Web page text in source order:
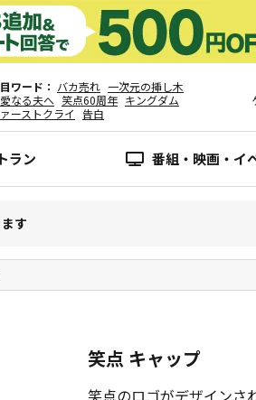
ワード バカ売れ 一次元の挿し木
なる夫へ 笑点60周年 キングダム
ーストクライ
告白
ラン 番組・映画・イ
す
笑点 キャップ
笑点のロゴがデザインさ